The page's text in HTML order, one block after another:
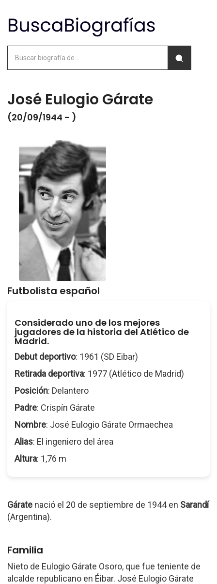
José Eulogio Gárate
(20/09/1944 - )
Futbolista español
Considerado uno de los mejores
jugadores de la historia del Atlético de
Madrid.
Debut deportivo: 1961 (SD Eibar)
Retirada deportiva: 1977 (Atlético de Madrid)
Posición: Delantero
Padre: Crispín Gárate
Nombre: José Eulogio Gárate Ormaechea
Alias: El ingeniero del área
Altura: 1,76 m
Gárate nació el 20 de septiembre de 1944 en Sarandí
(Argentina).
Familia
Nieto de Eulogio Gárate Osoro, que fue teniente de
alcalde republicano en Éibar. José Eulogio Gárate